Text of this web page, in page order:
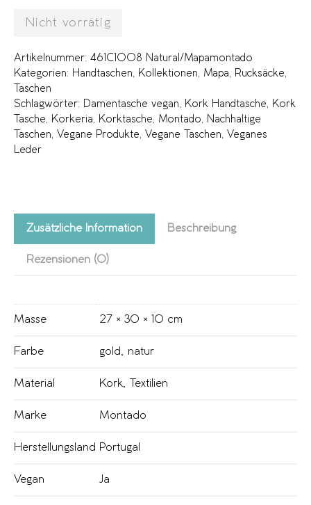
Nicht vorrätig
Artikelnummer: 461C1008 Natural/Mapamontado
Kategorien: Handtaschen, Kollektionen, Mapa, Rucksäcke,
Taschen
Schlagwörter: Damentasche vegan, Kork Handtasche, Kork
Tasche, Korkeria, Korktasche, Montado, Nachhaltige
Taschen, Vegane Produkte, Vegane Taschen, Veganes
Leder
Zusätzliche Information Beschreibung
Rezensionen (0)
Masse 27 × 30 × 10 cm
Farbe gold natur
Material Kork Textilien
Marke Montado
Herstellungsland Portugal
Vegan Ja